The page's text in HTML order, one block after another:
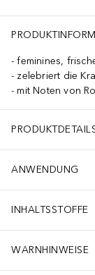
feminines,
zelebriert die
mit Noten von
ANWENDUNG
INHALTSSTOFFE
WARNHINWEISE